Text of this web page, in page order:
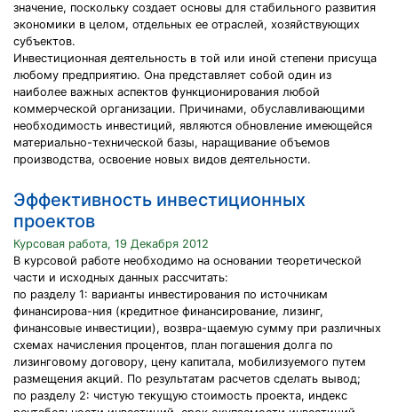
значение, поскольку создает основы для стабильного развития
экономики в целом, отдельных ее отраслей, хозяйствующих
субъектов.
Инвестиционная деятельность в той или иной степени присуща
любому предприятию. Она представляет собой один из
наиболее важных аспектов функционирования любой
коммерческой организации. Причинами, обуславливающими
необходимость инвестиций, являются обновление имеющейся
материально-технической базы, наращивание объемов
производства, освоение новых видов деятельности.
Эффективность инвестиционных
проектов
Курсовая работа, 19 Декабря 2012
В курсовой работе необходимо на основании теоретической
части и исходных данных рассчитать:
по разделу 1: варианты инвестирования по источникам
финансирова-ния (кредитное финансирование, лизинг,
финансовые инвестиции), возвра-щаемую сумму при различных
схемах начисления процентов, план погашения долга по
лизинговому договору, цену капитала, мобилизуемого путем
размещения акций. По результатам расчетов сделать вывод;
по разделу 2: чистую текущую стоимость проекта, индекс